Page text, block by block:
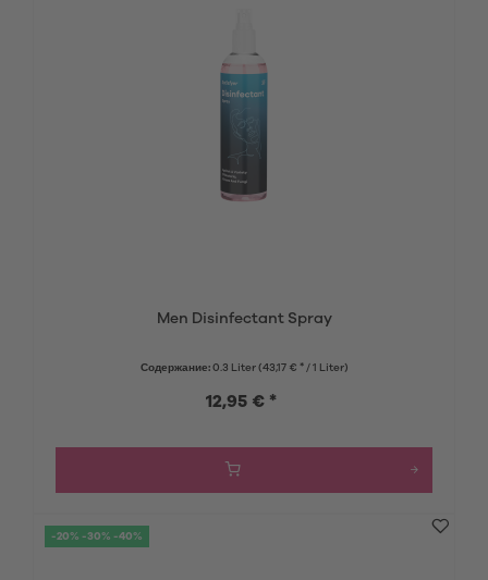
Men Disinfectant Spray
Содержание: 0.3 Liter (43,17 € * / 1 Liter)
12,95 € *
-20% -30% -40%